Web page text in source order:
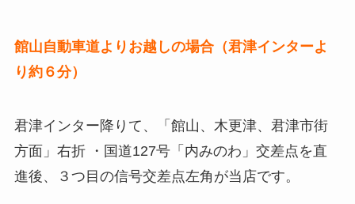
館山自動車道よりお越しの場合（君津インターよ
り約６分）
君津インター降りて、「館山、木更津、君津市街
方面」右折 ・国道127号「内みのわ」交差点を直
進後、３つ目の信号交差点左角が当店です。